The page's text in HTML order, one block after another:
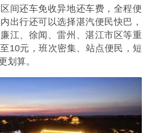
间还车免收异地还车费，全程便
出行还可以选择湛汽便民快巴，
江、徐闻、雷州、湛江市区等重
10元，班次密集、站点便民，短
划算。